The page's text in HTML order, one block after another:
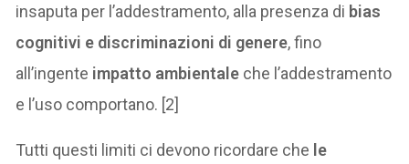
insaputa per l’addestramento, alla presenza di bias
cognitivi e discriminazioni di genere, fino
all’ingente impatto ambientale che l’addestramento
e l’uso comportano. [2]
Tutti questi limiti ci devono ricordare che le